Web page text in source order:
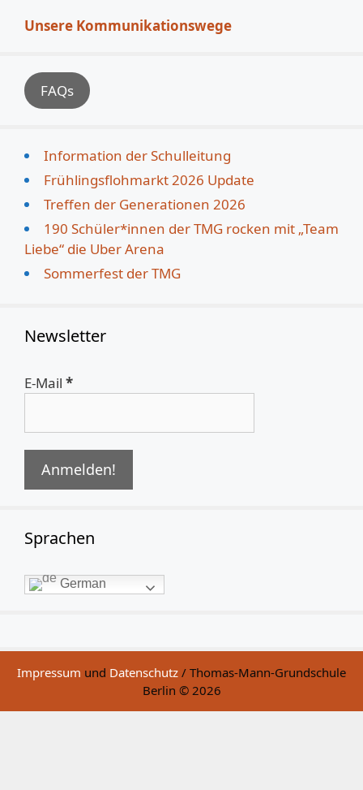
Unsere Kommunikationswege
FAQs
Information der Schulleitung
Frühlingsflohmarkt 2026 Update
Treffen der Generationen 2026
190 Schüler*innen der TMG rocken mit „Team
Liebe“ die Uber Arena
Sommerfest der TMG
Newsletter
E-Mail *
Sprachen
German
Impressum und Datenschutz / Thomas-Mann-Grundschule
Berlin © 2026